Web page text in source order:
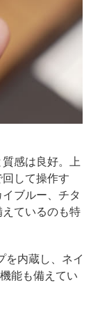
感は良好。上
して操作す
ブルー、チタ
ているのも特
を内蔵し、ネイ
能も備えてい